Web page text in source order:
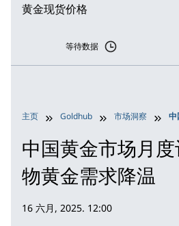
黄金现货价格
等待数据
主页 Goldhub 市场洞察 中
中国黄金市场月
物黄金需求降温
16 六月, 2025. 12:00